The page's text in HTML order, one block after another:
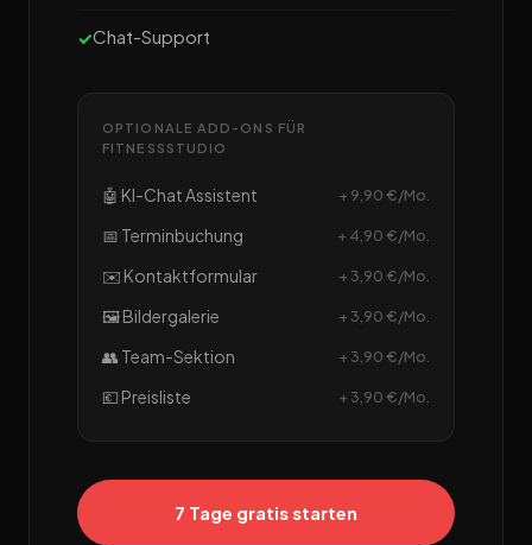
Chat-Support
OPTIONALE ADD-ONS FÜR
FITNESSSTUDIO
🤖 KI-Chat Assistent + 9,90 €/Mo.
📅 Terminbuchung + 4,90 €/Mo.
✉️ Kontaktformular + 3,90 €/Mo.
🖼️ Bildergalerie + 3,90 €/Mo.
👥 Team-Sektion + 3,90 €/Mo.
💶 Preisliste + 3,90 €/Mo.
7 Tage gratis starten